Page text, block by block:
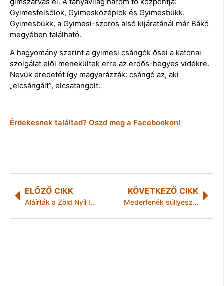
Gyimesfelsőlok, Gyimesközéplok és Gyimesbükk.
Gyimesbükk, a Gyimesi-szoros alsó kijáratánál már Bákó
megyében található.
A hagyomány szerint a gyimesi csángók ősei a katonai
szolgálat elől menekültek erre az erdős-hegyes vidékre.
Nevük eredetét így magyarázzák: csángó az, aki
„elcsángált”, elcsatangolt.
Érdekesnek találtad? Oszd meg a Facebookon!
ELŐZŐ CIKK
Aláírták a Zöld Nyíl IV. járműtenderét lezáró szerződést
KÖVETKEZŐ CIKK
Mederfenék süllyesztés a Ferenczi Sándor utcában